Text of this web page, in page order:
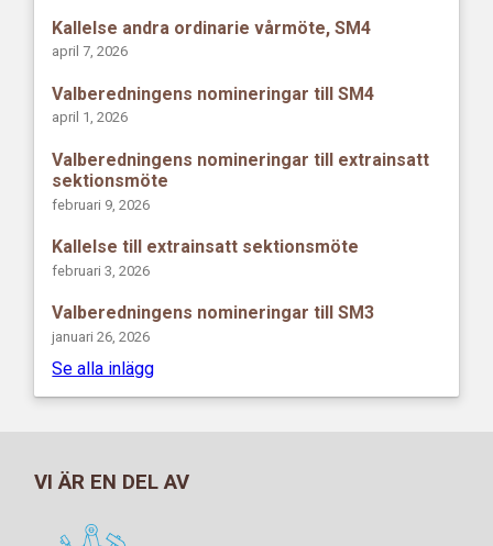
Kallelse andra ordinarie vårmöte, SM4
april 7, 2026
Valberedningens nomineringar till SM4
april 1, 2026
Valberedningens nomineringar till extrainsatt
sektionsmöte
februari 9, 2026
Kallelse till extrainsatt sektionsmöte
februari 3, 2026
Valberedningens nomineringar till SM3
januari 26, 2026
Se alla inlägg
VI ÄR EN DEL AV